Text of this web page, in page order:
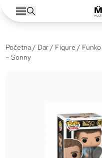
Početna/ Dar/ Figure / Funko
– Sonny